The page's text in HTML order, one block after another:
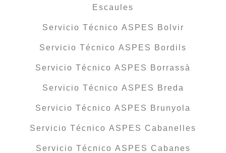
Escaules
Servicio Técnico ASPES Bolvir
Servicio Técnico ASPES Bordils
Servicio Técnico ASPES Borrassà
Servicio Técnico ASPES Breda
Servicio Técnico ASPES Brunyola
Servicio Técnico ASPES Cabanelles
Servicio Técnico ASPES Cabanes